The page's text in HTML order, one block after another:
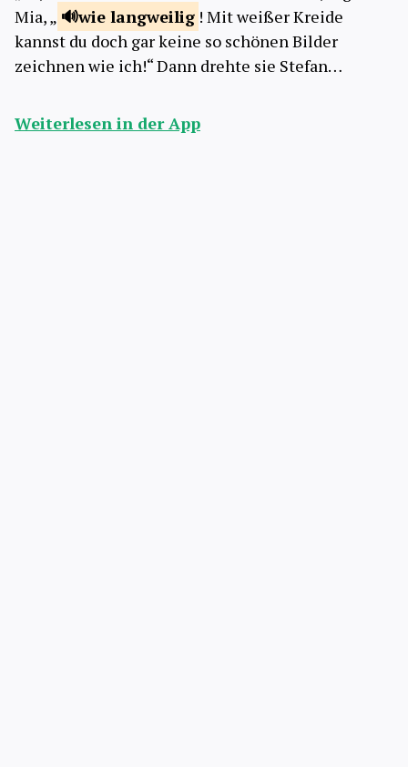
Mia, „
wie langweilig ! Mit weißer Kreide
kannst du doch gar keine so schönen Bilder
zeichnen wie ich!“ Dann drehte sie Stefan…
Weiterlesen in der App